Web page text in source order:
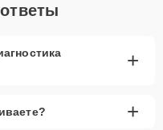
+
+